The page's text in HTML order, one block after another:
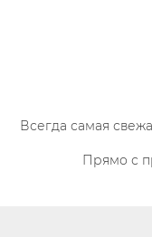
Всегда самая
Прямо с